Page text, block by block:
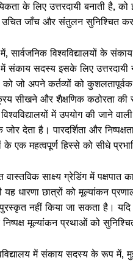
के लिए उत्तरदायी बनाती है,
उचित जाँच और संतुलन सुनिश्चित
में, सार्वजनिक विश्वविद्यालयों के
में संकाय सदस्य इसके लिए
जो अपने कर्तव्यों को
सीखने और शैक्षणिक कठोरता की
में उपयोग की जाने
देता है। पारदर्शिता और
के एक महत्वपूर्ण हिस्से को सीधे
वास्तविक साक्ष्य ग्रेडिंग में
यह धारणा छात्रों को मूल्यांकन
नहीं किया जा सकता है। यदि
मूल्यांकन प्रथाओं को
में संकाय सदस्य के रूप में,